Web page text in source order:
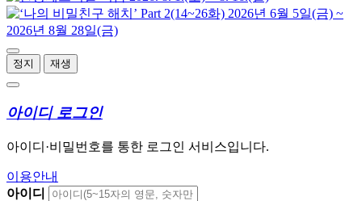
정지 재생
아이디 로그인
아이디·비밀번호를 통한 로그인 서비스입니다.
이용안내
아이디